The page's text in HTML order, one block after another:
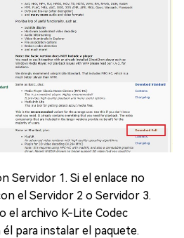
Servidor 1. Si el enlace no
el Servidor 2 o Servidor 3.
el archivo K-Lite Codec
él para instalar el paquete.